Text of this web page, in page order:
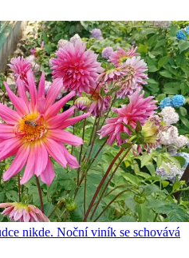
nikde. Noční viník se schovává